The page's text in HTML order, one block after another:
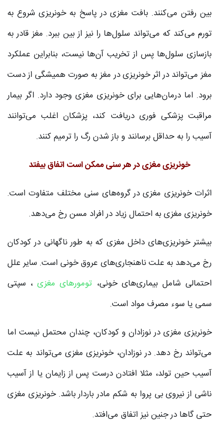
بین رفتن می‌کنند. بافت مغزی در پاسخ به خونریزی شروع به
تورم می‌کند که می‌تواند سلول‌ها را نیز از بین ببرد. مغز قادر به
بازسازی سلول‌ها پس از تخریب آن‌ها نیست، بنابراین عملکرد
مغز می‌تواند در اثر خونریزی در مغز به صورت همیشگی از دست
برود. اما درمان‌هایی برای خونریزی مغزی وجود دارد. اگر بیمار
مراقبت پزشکی فوری دریافت کند، پزشکان اغلب می‌توانند
آسیب را به حداقل برسانند و باز شدن رگ را ترمیم کنند.
خونریزی مغزی در هر سنی ممکن است اتفاق بیفتد
اثرات خونریزی مغزی در گروه‌های سنی مختلف متفاوت است.
خونریزی مغزی به احتمال زیاد در افراد مسن رخ می‌دهد.
بیشتر خونریزی‌های داخل مغزی که به طور ناگهانی در کودکان
رخ می‌دهد به علت ناهنجاری‌های عروق خونی است. سایر علل
احتمالی شامل بیماری‌های خونی، تومورهای مغزی، سپتی
سمی یا سوء مصرف مواد است.
خونریزی مغزی در نوزادان و کودکان، چندان محتمل نیست اما
می‌تواند رخ دهد. در نوزادان، خونریزی مغزی می‌تواند به علت
آسیب حین تولد، مثلا افتادن درست پس از زایمان یا از آسیب
ناشی از نیروی بی پروا به شکم مادر باردار باشد. خونریزی مغزی
حتی گاها در جنین نیز اتفاق می‌افتد.